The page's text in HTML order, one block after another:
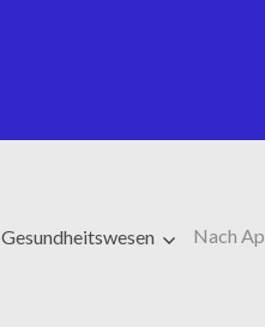
Gesundheitswesen Nach